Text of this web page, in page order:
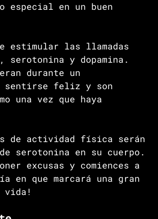
especial en un buen
estimular las llamadas
y dopamina.
durante un
sentirse feliz y son
una vez que haya
de actividad física serán
serotonina en su cuerpo.
excusas y comiences a
en que marcará una gran
vida!